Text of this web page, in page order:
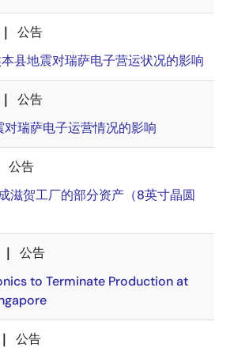
公告
县地震对瑞萨电子营运状况的影响
公告
对瑞萨电子运营情况的影响
公告
滋贺工厂的部分资产（8英寸晶圆
公告
to Terminate Production at
公告